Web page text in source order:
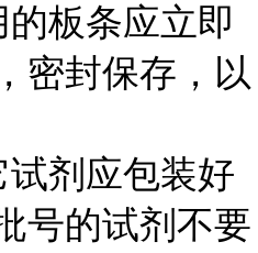
板条应立即
密封保存，以
剂应包装好
号的试剂不要